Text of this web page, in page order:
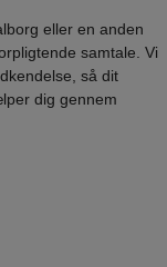
eller en anden
samtale. Vi
så dit
dig gennem